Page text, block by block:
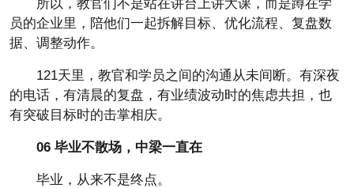
所以，教官们不是站在讲台上讲大课，而是蹲在学
员的企业里，陪他们一起拆解目标、优化流程、复盘数
据、调整动作。
121天里，教官和学员之间的沟通从未间断。有深夜
的电话，有清晨的复盘，有业绩波动时的焦虑共担，也
有突破目标时的击掌相庆。
06 毕业不散场，中梁一直在
毕业，从来不是终点。